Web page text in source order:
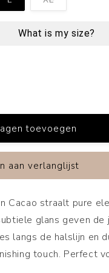
uitverkocht
beschikbaar
toevoegen
Cacao straalt pure
glans geven de
langs de halslijn en
touch. Perfect